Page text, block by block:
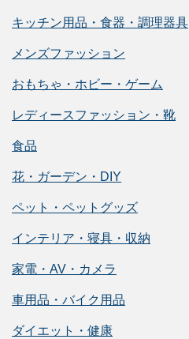
キッチン用品・食器・調理器具
メンズファッション
おもちゃ・ホビー・ゲーム
レディースファッション・靴
食品
花・ガーデン・DIY
ペット・ペットグッズ
インテリア・寝具・収納
家電・AV・カメラ
車用品・バイク用品
ダイエット・健康